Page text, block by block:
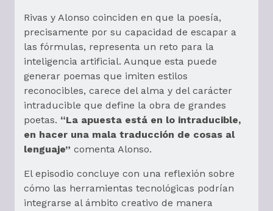
Rivas y Alonso coinciden en que la poesía,
precisamente por su capacidad de escapar a
las fórmulas, representa un reto para la
inteligencia artificial. Aunque esta puede
generar poemas que imiten estilos
reconocibles, carece del alma y del carácter
intraducible que define la obra de grandes
poetas. “La apuesta está en lo intraducible,
en hacer una mala traducción de cosas al
lenguaje” comenta Alonso.
El episodio concluye con una reflexión sobre
cómo las herramientas tecnológicas podrían
integrarse al ámbito creativo de manera